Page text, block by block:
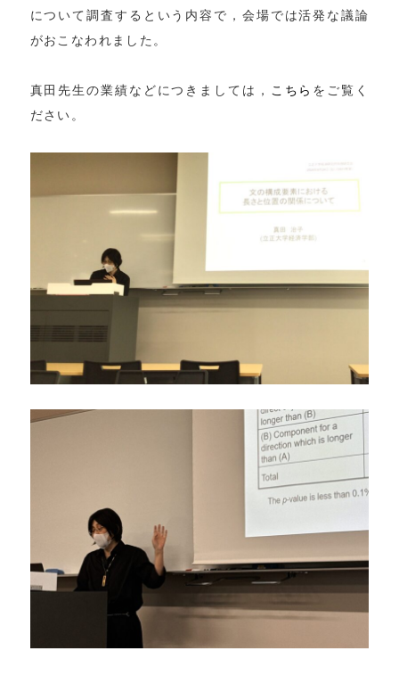
について調査するという内容で，会場では活発な議論
がおこなわれました。
真田先生の業績などにつきましては， こちら をご覧く
ださい。